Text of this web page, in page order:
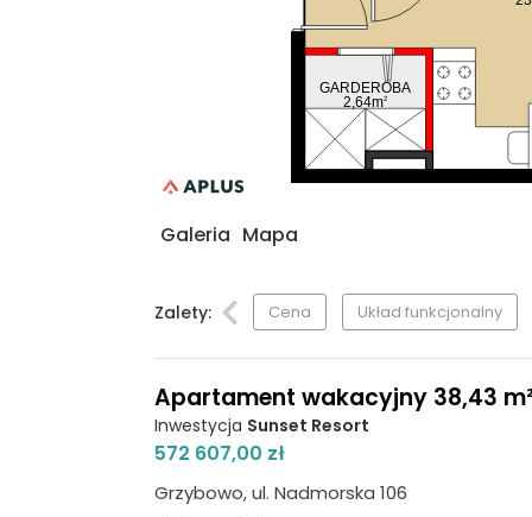
GARDEROBA
2,64m2
Galeria Mapa
Zalety: Cena Układ funkcjonalny
Apartament wakacyjny 38,43
Inwestycja Sunset Resort
572 607,00 zł
Grzybowo, ul. Nadmorska 106